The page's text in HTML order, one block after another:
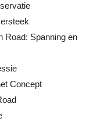
Road: Spanning en
Concept